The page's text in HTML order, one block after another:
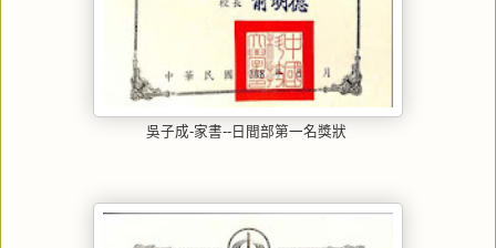
吳子成-家書--日間部第一名獎狀